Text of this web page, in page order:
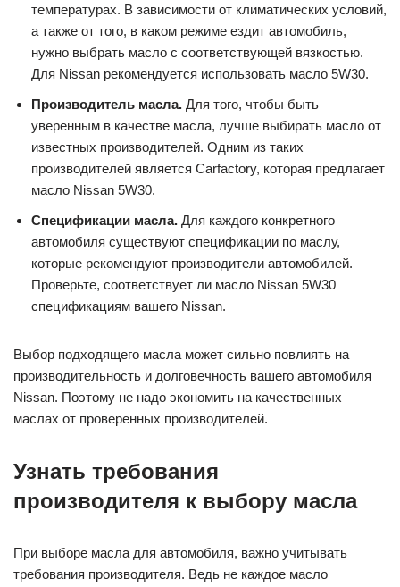
температурах. В зависимости от климатических условий,
а также от того, в каком режиме ездит автомобиль,
нужно выбрать масло с соответствующей вязкостью.
Для Nissan рекомендуется использовать масло 5W30.
Производитель масла. Для того, чтобы быть
уверенным в качестве масла, лучше выбирать масло от
известных производителей. Одним из таких
производителей является Carfactory, которая предлагает
масло Nissan 5W30.
Спецификации масла. Для каждого конкретного
автомобиля существуют спецификации по маслу,
которые рекомендуют производители автомобилей.
Проверьте, соответствует ли масло Nissan 5W30
спецификациям вашего Nissan.
Выбор подходящего масла может сильно повлиять на
производительность и долговечность вашего автомобиля
Nissan. Поэтому не надо экономить на качественных
маслах от проверенных производителей.
Узнать требования
производителя к выбору масла
При выборе масла для автомобиля, важно учитывать
требования производителя. Ведь не каждое масло